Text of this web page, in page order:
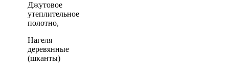
Джутовое
утеплительное
полотно,
Нагеля
деревянные
(шканты)